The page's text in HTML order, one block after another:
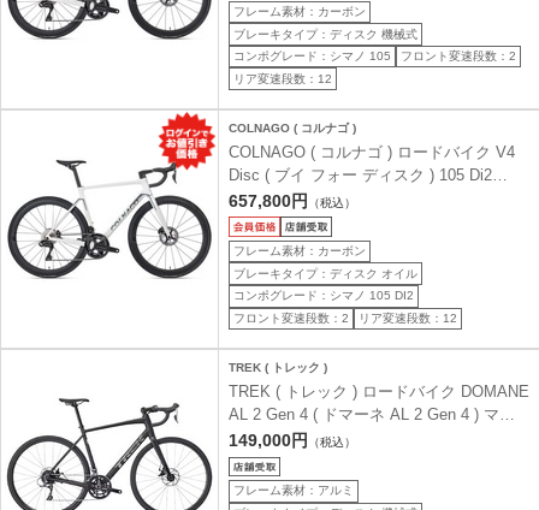
フレーム素材：カーボン
ブレーキタイプ：ディスク 機械式
コンポグレード：シマノ 105
フロント変速段数：2
リア変速段数：12
COLNAGO ( コルナゴ )
COLNAGO ( コルナゴ ) ロードバイク V4
Disc ( ブイ フォー ディスク ) 105 Di2
VDWH ( ホワイト ) 485S ( 身長目安175cm
前後 )
657,800円 （税込）
フレーム素材：カーボン
ブレーキタイプ：ディスク オイル
コンポグレード：シマノ 105 DI2
フロント変速段数：2
リア変速段数：12
TREK ( トレック )
TREK ( トレック ) ロードバイク DOMANE
AL 2 Gen 4 ( ドマーネ AL 2 Gen 4 ) マッ
ト ダークスター ブラック 54 ( 身長目安
175cm前後 )
149,000円 （税込）
フレーム素材：アルミ